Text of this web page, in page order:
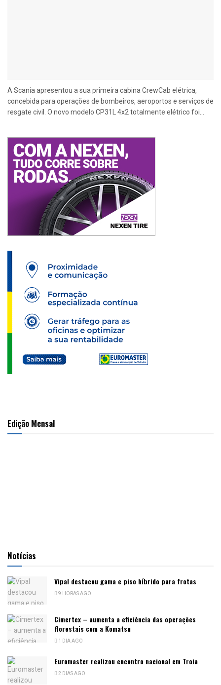
A Scania apresentou a sua primeira cabina CrewCab elétrica,
concebida para operações de bombeiros, aeroportos e serviços de
resgate civil. O novo modelo CP31L 4x2 totalmente elétrico foi...
Edição Mensal
Notícias
Vipal destacou gama e piso híbrido para frotas
9 HORAS AGO
Cimertex – aumenta a eficiência das operações
florestais com a Komatsu
1 DIA AGO
Euromaster realizou encontro nacional em Troia
2 DIAS AGO